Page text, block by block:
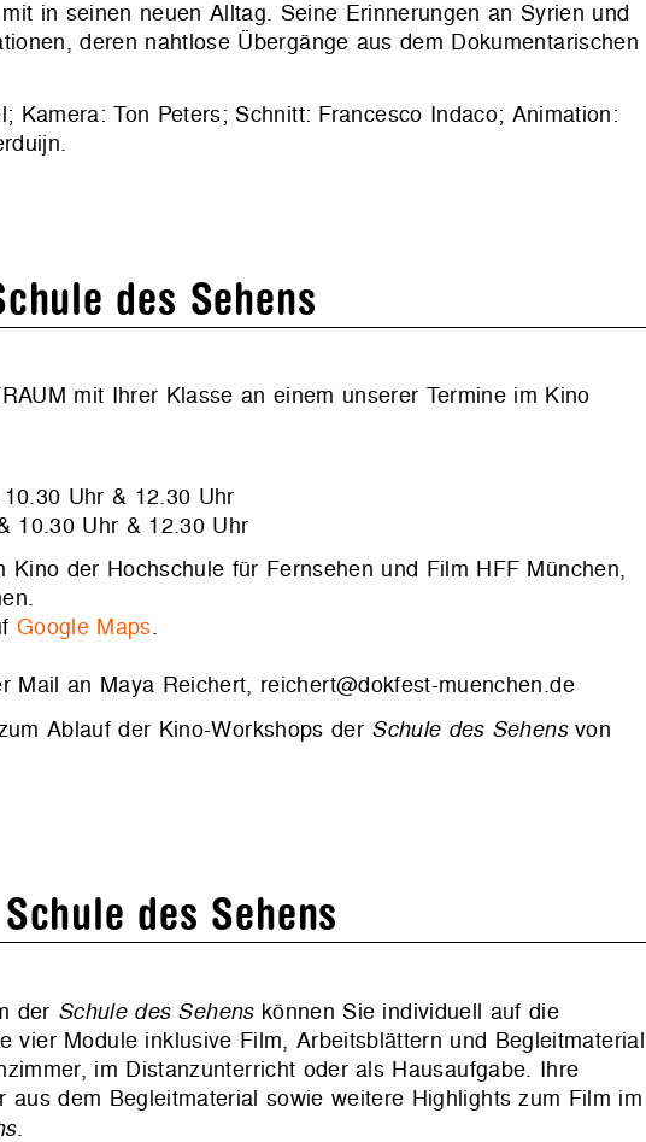
in seinen neuen Alltag. Seine Erinnerungen an Syrien und
deren nahtlose Übergänge aus dem Dokumentarischen
Kamera: Ton Peters; Schnitt: Francesco Indaco; Animation:
des Sehens
mit Ihrer Klasse an einem unserer Termine im Kino
Uhr & 12.30 Uhr
10.30 Uhr & 12.30 Uhr
der Hochschule für Fernsehen und Film HFF München,
Google Maps.
Mail an Maya Reichert, reichert@dokfest-muenchen.de
Ablauf der Kino-Workshops der Schule des Sehensvon
des Sehens
der Schule des Sehenskönnen Sie individuell auf die
vier Module inklusive Film, Arbeitsblättern und Begleitmaterial
im Distanzunterricht oder als Hausaufgabe. Ihre
dem Begleitmaterial sowie weitere Highlights zum Film im
.